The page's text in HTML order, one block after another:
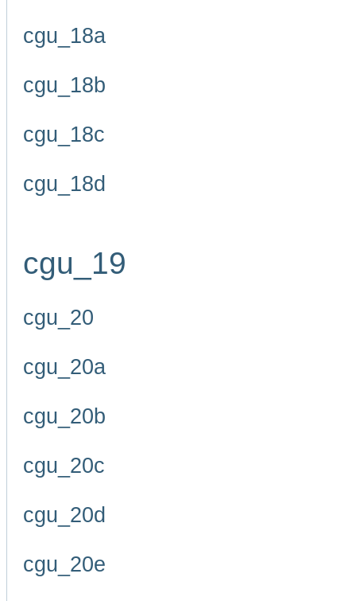
cgu_18a
cgu_18b
cgu_18c
cgu_18d
cgu_19
cgu_20
cgu_20a
cgu_20b
cgu_20c
cgu_20d
cgu_20e